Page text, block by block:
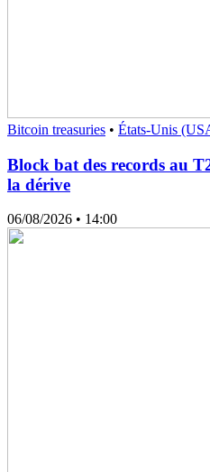
Bitcoin treasuries • États-Unis
Block bat des records au
la dérive
06/08/2026 • 14:00